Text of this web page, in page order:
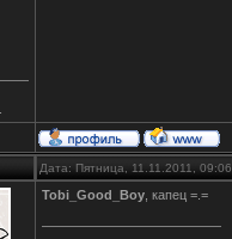
Дата: Пятница, 11.11.2011,
Tobi_Good_Boy , капец =.=